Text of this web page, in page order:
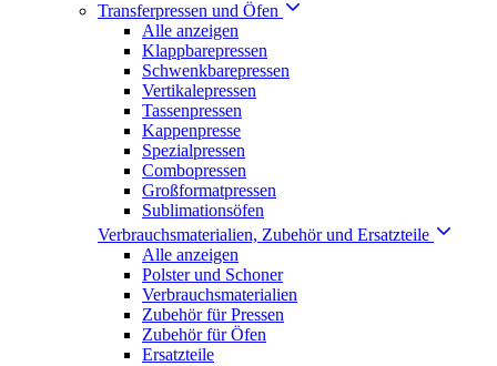
Transferpressen und Öfen
Alle anzeigen
Klappbarepressen
Schwenkbarepressen
Vertikalepressen
Tassenpressen
Kappenpresse
Spezialpressen
Combopressen
Großformatpressen
Sublimationsöfen
Verbrauchsmaterialien, Zubehör und Ersatzteile
Alle anzeigen
Polster und Schoner
Verbrauchsmaterialien
Zubehör für Pressen
Zubehör für Öfen
Ersatzteile